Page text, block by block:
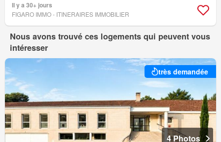
Il y a 30+ jours
FIGARO IMMO - ITINERAIRES IMMOBILIER
Nous avons trouvé ces logements qui peuvent vous
intéresser
très demandée
4 Photos